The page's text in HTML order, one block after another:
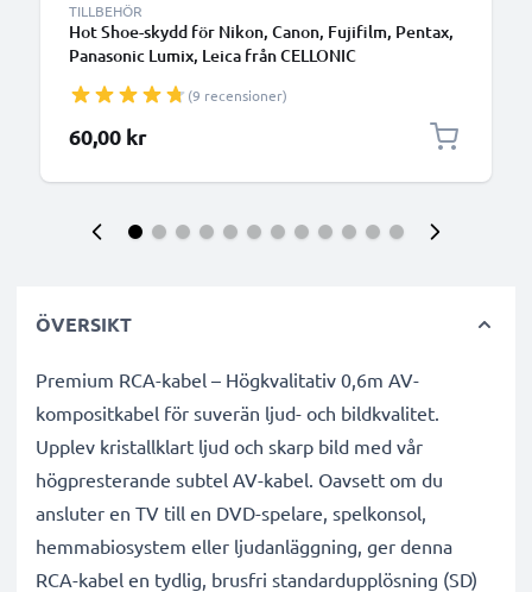
TILLBEHÖR
Hot Shoe-skydd för Nikon, Canon, Fujifilm, Pentax,
Panasonic Lumix, Leica från CELLONIC
(9 recensioner)
60,00 kr
ÖVERSIKT
Premium RCA-kabel – Högkvalitativ 0,6m AV-
kompositkabel för suverän ljud- och bildkvalitet.
Upplev kristallklart ljud och skarp bild med vår
högpresterande subtel AV-kabel. Oavsett om du
ansluter en TV till en DVD-spelare, spelkonsol,
hemmabiosystem eller ljudanläggning, ger denna
RCA-kabel en tydlig, brusfri standardupplösning (SD)